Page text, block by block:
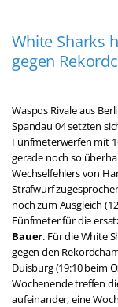
White Sharks
gegen
Waspos Rivale aus
Spandau 04 setzten
Fünfmeterwerfen mit
gerade noch so
Wechselfehlers von
Strafwurf
noch zum Ausgleich
Fünfmeter für die
Bauer. Für die White
gegen den
Duisburg (19:10 beim
Wochenende treffen
aufeinander, eine